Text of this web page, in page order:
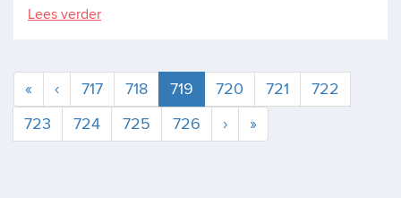
Lees verder
« ‹ 717 718 719 Huidige
720 721
722
723
724 725 726 › »